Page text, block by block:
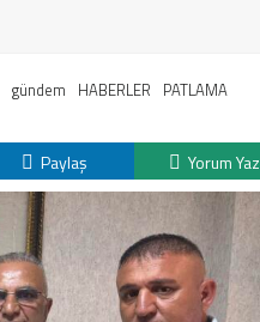
gündem HABERLER PATLAMA
Paylaş Yorum Yaz